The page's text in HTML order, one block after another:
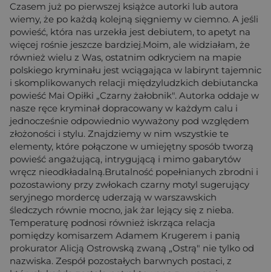
Czasem już po pierwszej książce autorki lub autora
wiemy, że po każdą kolejną sięgniemy w ciemno. A jeśli
powieść, która nas urzekła jest debiutem, to apetyt na
więcej rośnie jeszcze bardziej.Moim, ale widziałam, że
również wielu z Was, ostatnim odkryciem na mapie
polskiego kryminału jest wciągająca w labirynt tajemnic
i skomplikowanych relacji międzyludzkich debiutancka
powieść Mai Opiłki „Czarny żałobnik". Autorka oddaje w
nasze ręce kryminał dopracowany w każdym calu i
jednocześnie odpowiednio wyważony pod względem
złożoności i stylu. Znajdziemy w nim wszystkie te
elementy, które połączone w umiejętny sposób tworzą
powieść angażującą, intrygującą i mimo gabarytów
wręcz nieodkładalną.Brutalność popełnianych zbrodni i
pozostawiony przy zwłokach czarny motyl sugerujący
seryjnego mordercę uderzają w warszawskich
śledczych równie mocno, jak żar lejący się z nieba.
Temperaturę podnosi również iskrząca relacja
pomiędzy komisarzem Adamem Krugerem i panią
prokurator Alicją Ostrowską zwaną „Ostrą" nie tylko od
nazwiska. Zespół pozostałych barwnych postaci, z